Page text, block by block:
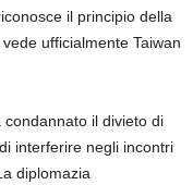
il principio della
ufficialmente Taiwan
condannato il divieto di
interferire negli incontri
diplomazia